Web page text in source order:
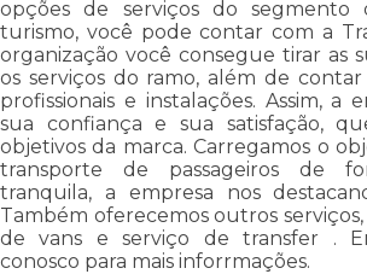
opções de serviços do
turismo, você pode contar com a
organização você consegue tirar as
os serviços do ramo, além de
profissionais e instalações. Assim, a
sua confiança e sua satisfação,
objetivos da marca. Carregamos o
transporte de passageiros de
tranquila, a empresa nos
Também oferecemos outros
de vans e serviço de transfer .
conosco para mais inforrmações.